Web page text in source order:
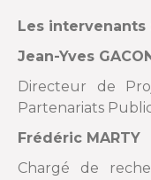
Les intervenants
Jean-Yves
Directeur de
Partenariats
Frédéric MARTY
Chargé de